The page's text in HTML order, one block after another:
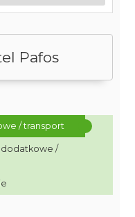
Pafos
/ transport
dodatkowe /